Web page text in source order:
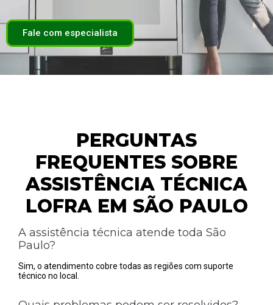
Fale com especialista
PERGUNTAS
FREQUENTES SOBRE
ASSISTÊNCIA TÉCNICA
LOFRA EM SÃO PAULO
A assistência técnica atende toda São
Paulo?
Sim, o atendimento cobre todas as regiões com suporte
técnico no local.